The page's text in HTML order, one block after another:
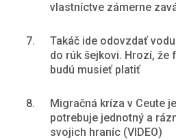
vlastníctve zámerne
7.
Takáč ide odovzdať
do rúk šejkovi. Hrozí, že
budú musieť platiť
8.
Migračná kríza v Ceute
potrebuje jednotný a
svojich hraníc (VIDEO)